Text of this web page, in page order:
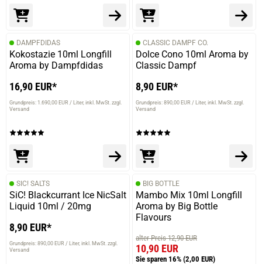
DAMPFDIDAS
Kokostazie 10ml Longfill
Aroma by Dampfdidas
16,90 EUR*
Grundpreis: 1.690,00 EUR / Liter inkl. MwSt. zzgl.
Versand
CLASSIC DAMPF CO.
Dolce Cono 10ml Aroma by
Classic Dampf
8,90 EUR*
Grundpreis: 890,00 EUR / Liter inkl. MwSt. zzgl.
Versand
SIC! SALTS
SiC! Blackcurrant Ice NicSalt
Liquid 10ml / 20mg
8,90 EUR*
Grundpreis: 890,00 EUR / Liter inkl. MwSt. zzgl.
Versand
BIG BOTTLE
Mambo Mix 10ml Longfill
Aroma by Big Bottle
Flavours
alter Preis 12,90 EUR
10,90 EUR
Sie sparen 16% (2,00 EUR)